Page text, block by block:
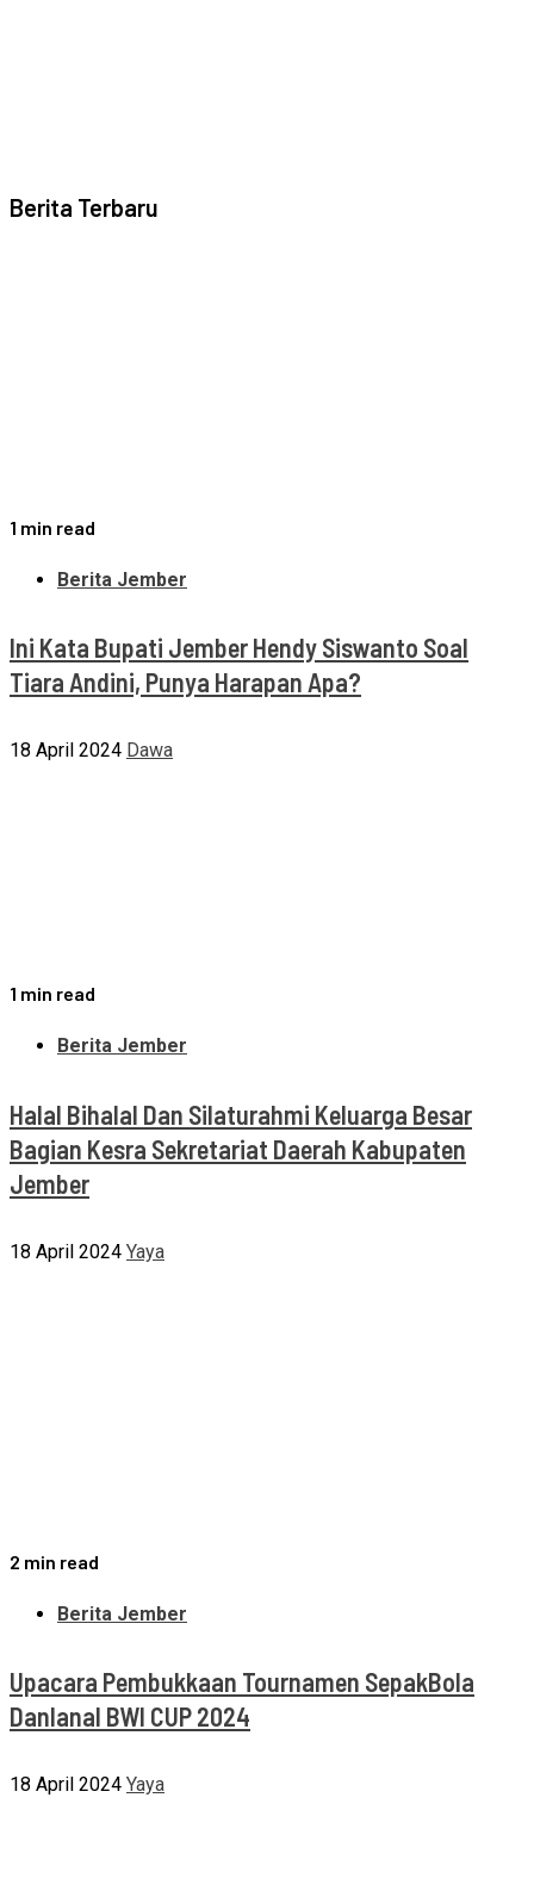
Berita Terbaru
1 min read
Berita Jember
Ini Kata Bupati Jember Hendy Siswanto Soal
Tiara Andini, Punya Harapan Apa?
18 April 2024 Dawa
1 min read
Berita Jember
Halal Bihalal Dan Silaturahmi Keluarga Besar
Bagian Kesra Sekretariat Daerah Kabupaten
Jember
18 April 2024 Yaya
2 min read
Berita Jember
Upacara Pembukkaan Tournamen SepakBola
Danlanal BWI CUP 2024
18 April 2024 Yaya